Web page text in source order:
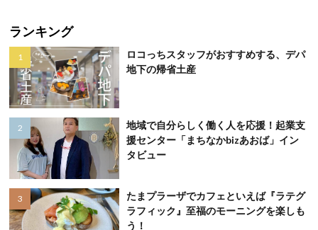
ランキング
ロコっちスタッフがおすすめする、デパ
地下の帰省土産
地域で自分らしく働く人を応援！起業支
援センター「まちなかbizあおば」イン
タビュー
たまプラーザでカフェといえば『ラテグ
ラフィック』至福のモーニングを楽しも
う！